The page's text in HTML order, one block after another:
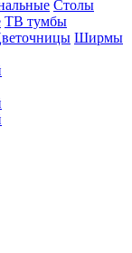
Столы
ТВ тумбы
Ширмы